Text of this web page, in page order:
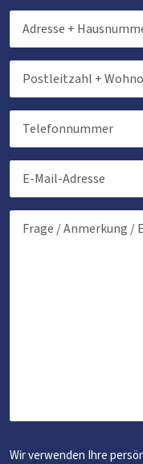
Wir verwenden Ihre